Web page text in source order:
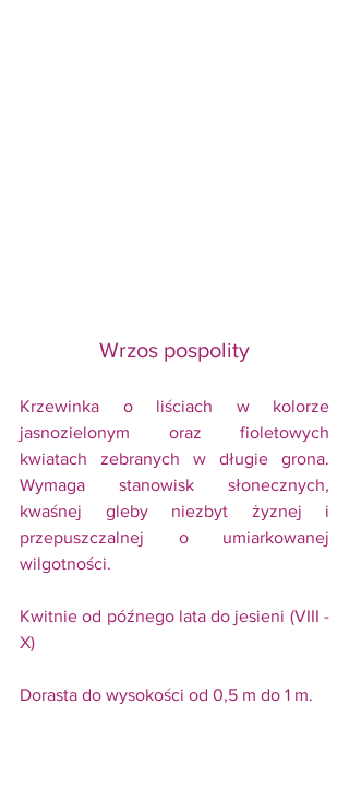
Wrzos pospolity
Krzewinka o liściach w kolorze
jasnozielonym oraz fioletowych
kwiatach zebranych w długie grona.
Wymaga stanowisk słonecznych,
kwaśnej gleby niezbyt żyznej i
przepuszczalnej o umiarkowanej
wilgotności.
Kwitnie od późnego lata do jesieni (VIII -
X)
Dorasta do wysokości od 0,5 m do 1 m.